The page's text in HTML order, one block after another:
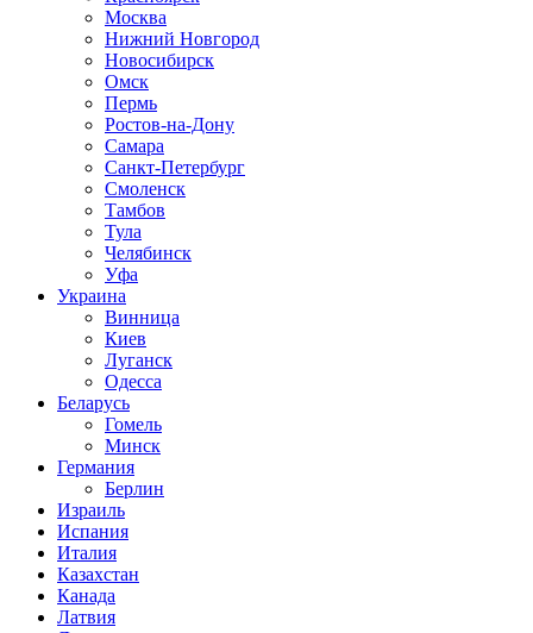
Москва
Нижний Новгород
Новосибирск
Омск
Пермь
Ростов-на-Дону
Самара
Санкт-Петербург
Смоленск
Тамбов
Тула
Челябинск
Уфа
Украина
Винница
Киев
Луганск
Одесса
Беларусь
Гомель
Минск
Германия
Берлин
Израиль
Испания
Италия
Казахстан
Канада
Латвия